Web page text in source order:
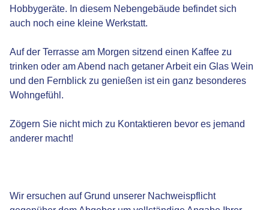
Hobbygeräte. In diesem Nebengebäude befindet sich
auch noch eine kleine Werkstatt.
Auf der Terrasse am Morgen sitzend einen Kaffee zu
trinken oder am Abend nach getaner Arbeit ein Glas Wein
und den Fernblick zu genießen ist ein ganz besonderes
Wohngefühl.
Zögern Sie nicht mich zu Kontaktieren bevor es jemand
anderer macht!
Wir ersuchen auf Grund unserer Nachweispflicht